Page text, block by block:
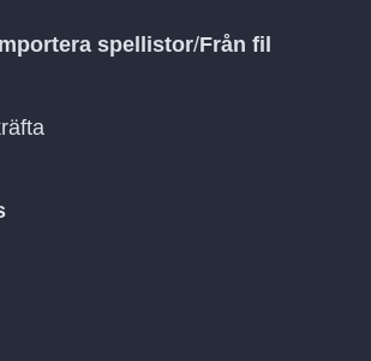
spellistor/Från fil